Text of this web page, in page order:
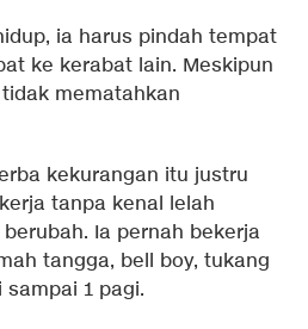
ia harus pindah tempat
ke kerabat lain. Meskipun
mematahkan
kekurangan itu justru
tanpa kenal lelah
Ia pernah bekerja
tangga, bell boy, tukang
1 pagi.